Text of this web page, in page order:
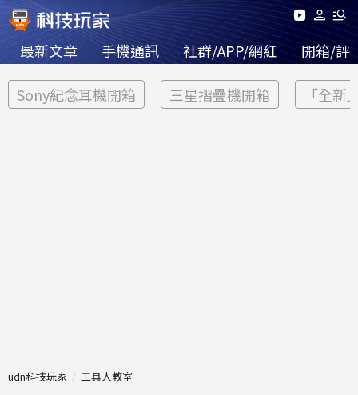
最新文章 手機通訊 社群/APP/網紅 開箱/評
Sony紀念耳機開箱 三星摺疊機開箱 「全新
udn科技玩家 工具人教室